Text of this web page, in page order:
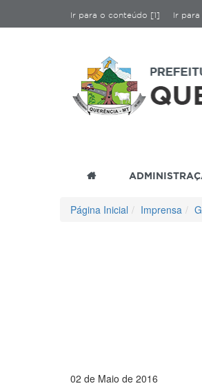
Ir para o conteúdo [1] Ir
Página Inicial Imprensa
02 de Maio de 2016